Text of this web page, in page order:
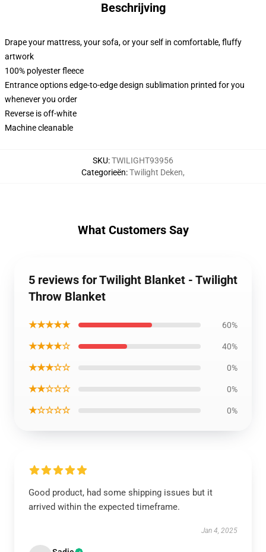
Beschrijving
Drape your mattress, your sofa, or your self in comfortable, fluffy
artwork
100% polyester fleece
Entrance options edge-to-edge design sublimation printed for you
whenever you order
Reverse is off-white
Machine cleanable
SKU:TWILIGHT93956
Categorieën:Twilight Deken,
What Customers Say
5 reviews for Twilight Blanket - Twilight
Throw Blanket
★★★★★ 60%
★★★★☆ 40%
★★★☆☆ 0%
★★☆☆☆ 0%
★☆☆☆☆ 0%
Good product, had some shipping issues but it
arrived within the expected timeframe.
Jan 4, 2025